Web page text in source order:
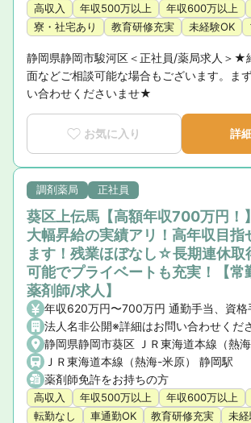
高収入 年収500万以上 年収600万以上
寮・社宅あり
教育研修充実 未経験OK
静岡県静岡市駿河区＜正社員/薬局求人＞★
面などご相談可能な場合もございます。ま
い合わせくださいませ★
お気に入り 詳
調剤薬局 正社員
葵区上伝馬【高額年収700万円！】
大幅昇給の実績アリ！高年収目指
ます！残業ほぼなし☆長期連休取
可能でプライベートも充実！【常
薬剤師/求人】
年収620万円〜700万円 通勤手当、資格
法人名非公開※詳細はお問い合わせくだ
静岡県静岡市葵区 ＪＲ東海道本線（熱
ＪＲ東海道本線（熱海-米原） 静岡駅
薬剤師免許をお持ちの方
高収入 年収500万以上 年収600万以上
転勤なし
車通勤OK 教育研修充実
未